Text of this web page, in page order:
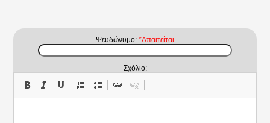
Ψευδώνυμο: *Απαιτείται
Σχόλιο: